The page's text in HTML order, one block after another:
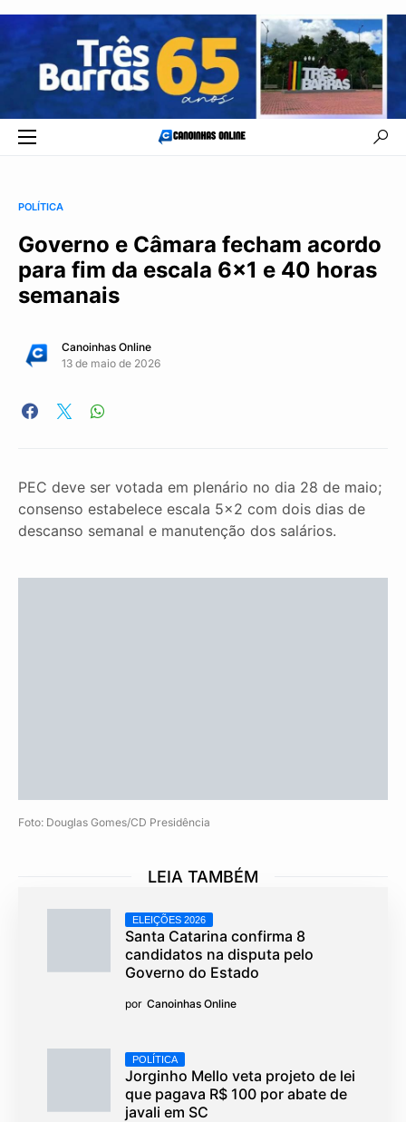
POLÍTICA
Governo e Câmara fecham acordo
para fim da escala 6×1 e 40 horas
semanais
Canoinhas Online
13 de maio de 2026
PEC deve ser votada em plenário no dia 28 de maio;
consenso estabelece escala 5×2 com dois dias de
descanso semanal e manutenção dos salários.
Foto: Douglas Gomes/CD Presidência
LEIA TAMBÉM
ELEIÇÕES 2026
Santa Catarina confirma 8
candidatos na disputa pelo
Governo do Estado
por Canoinhas Online
POLÍTICA
Jorginho Mello veta projeto de lei
que pagava R$ 100 por abate de
javali em SC